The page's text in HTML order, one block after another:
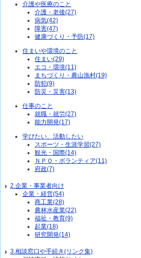
介護や医療のこと
介護・老後(27)
病気(42)
障害(47)
健康づくり・予防(17)
住まいや環境のこと
住まい(29)
エコ・環境(11)
まちづくり・農山漁村(19)
防犯(9)
防災・災害(13)
仕事のこと
就職・就労(27)
能力開発(17)
学びたい、活動したい
スポーツ・生涯学習(27)
観光・国際(14)
ＮＰＯ・ボランティア(11)
府政(7)
2.企業・事業者向け
企業・経営(54)
商工業(28)
農林水産業(22)
福祉・教育(9)
起業(18)
研究開発(14)
3.相談窓口や手続き(リンク集)